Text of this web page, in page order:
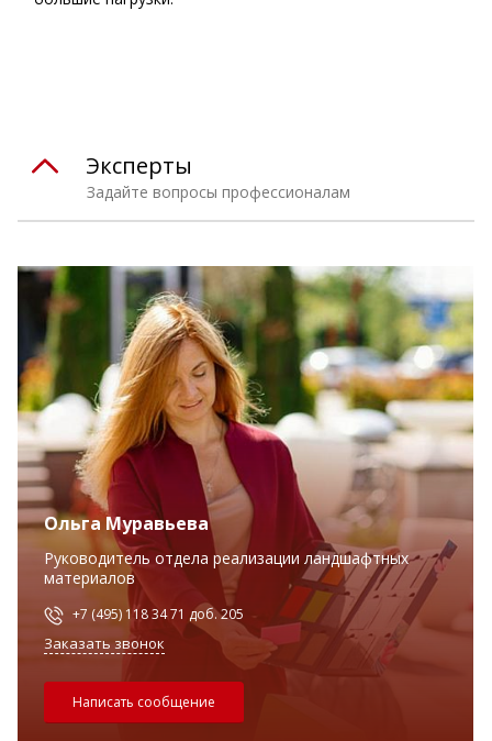
Задайте вопросы профессионалам
Эксперты
Ольга Муравьева
Руководитель отдела реализации ландшафтных
материалов
+7 (495) 118 34 71 доб. 205
Заказать звонок
Написать сообщение